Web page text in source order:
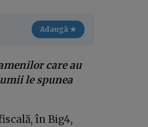
Adaugă ★
care au
le spunea
în Big4,